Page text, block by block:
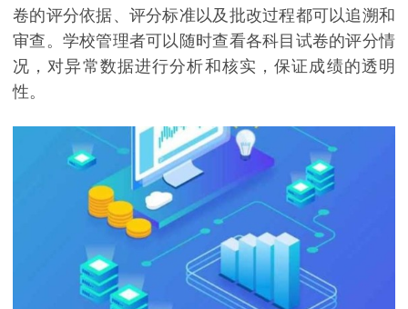
卷的评分依据、评分标准以及批改过程都可以追溯和
审查。学校管理者可以随时查看各科目试卷的评分情
况，对异常数据进行分析和核实，保证成绩的透明
性。